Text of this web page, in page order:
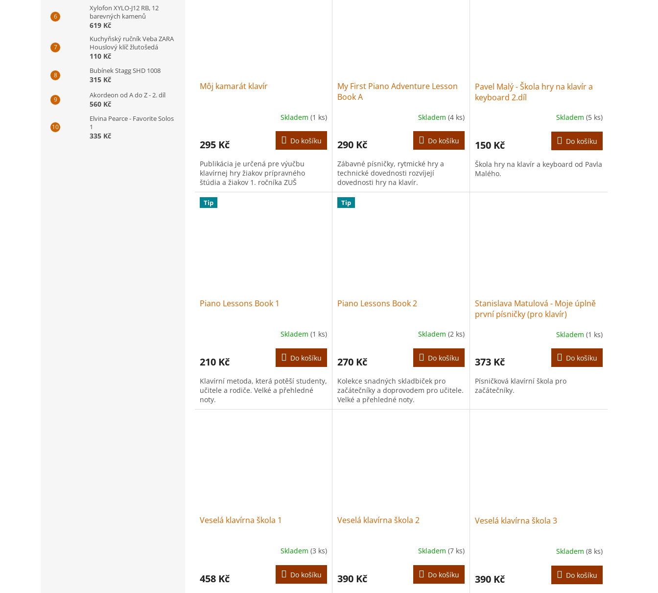
Xylofon XYLO-J12 RB, 12
barevných kamenů
619 Kč
Kuchyňský ručník Veba ZARA
Houslový klíč žlutošedá
110 Kč
Bubínek Stagg SHD 1008
315 Kč
Akordeon od A do Z - 2. díl
560 Kč
Elvina Pearce - Favorite Solos
1
335 Kč
Môj kamarát klavír
Skladem (1 ks)
295 Kč Do košíku
Publikácia je určená pre výučbu
klavírnej hry žiakov prípravného
štúdia a žiakov 1. ročníka ZUŠ
My First Piano Adventure Lesson
Book A
Skladem (4 ks)
290 Kč Do košíku
Zábavné písničky, rytmické hry a
technické dovednosti rozvíjejí
dovednosti hry na klavír.
Pavel Malý - Škola hry na klavír a
keyboard 2.díl
Skladem (5 ks)
150 Kč Do košíku
Škola hry na klavír a keyboard od Pavla
Malého.
Tip
Piano Lessons Book 1
Skladem (1 ks)
210 Kč Do košíku
Klavírní metoda, která potěší studenty,
učitele a rodiče. Velké a přehledné
noty.
Tip
Piano Lessons Book 2
Skladem (2 ks)
270 Kč Do košíku
Kolekce snadných skladbiček pro
začátečníky a doprovodem pro učitele.
Velké a přehledné noty.
Stanislava Matulová - Moje úplně
první písničky (pro klavír)
Skladem (1 ks)
373 Kč Do košíku
Písničková klavírní škola pro
začátečníky.
Veselá klavírna škola 1
Skladem (3 ks)
458 Kč Do košíku
Veselá klavírna škola 2
Skladem (7 ks)
390 Kč Do košíku
Veselá klavírna škola 3
Skladem (8 ks)
390 Kč Do košíku